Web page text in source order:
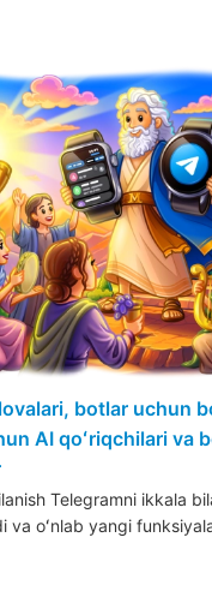
botlar uchun
AI qoʻriqchilari va
Telegramni ikkala
va oʻnlab yangi